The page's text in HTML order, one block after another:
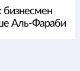
бизнесмен
Аль-Фараби